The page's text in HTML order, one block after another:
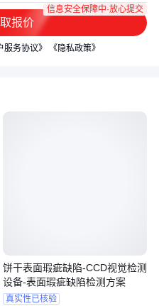
报价
信息安全保障中·放心提交
服务协议》 《隐私政策》
饼干表面瑕疵缺陷-CCD视觉检测
设备-表面瑕疵缺陷检测方案
真实性已核验